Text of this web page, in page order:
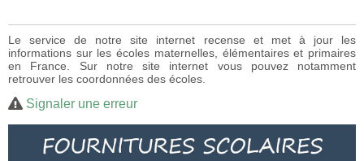
Le service de notre site internet recense et met à jour les
informations sur les écoles maternelles, élémentaires et primaires
en France. Sur notre site internet vous pouvez notamment
retrouver les coordonnées des écoles.
Signaler une erreur